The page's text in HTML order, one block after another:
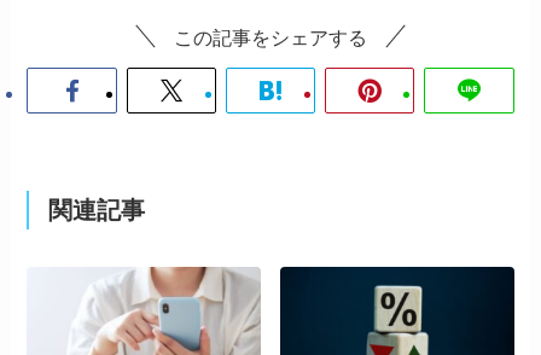
この記事をシェアする
関連記事